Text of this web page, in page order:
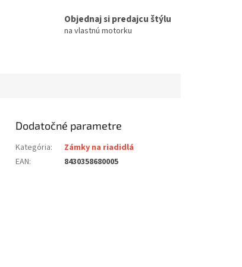
Objednaj si predajcu štýlu
na vlastnú motorku
Dodatočné parametre
Kategória:
Zámky na riadidlá
EAN: 8430358680005